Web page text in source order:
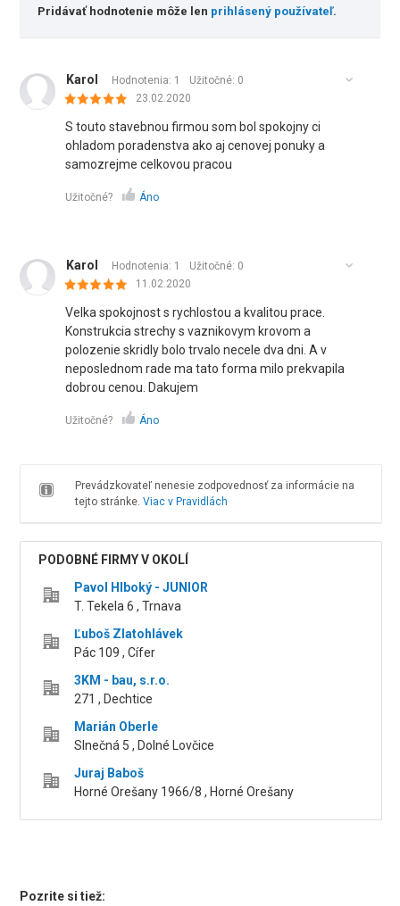
Pridávať hodnotenie môže len prihlásený používateľ.
Karol Hodnotenia: 1 Užitočné: 0
23.02.2020
S touto stavebnou firmou som bol spokojny ci
ohladom poradenstva ako aj cenovej ponuky a
samozrejme celkovou pracou
Užitočné? Áno
Karol Hodnotenia: 1 Užitočné: 0
11.02.2020
Velka spokojnost s rychlostou a kvalitou prace.
Konstrukcia strechy s vaznikovym krovom a
polozenie skridly bolo trvalo necele dva dni. A v
neposlednom rade ma tato forma milo prekvapila
dobrou cenou. Dakujem
Užitočné? Áno
Prevádzkovateľ nenesie zodpovednosť za informácie na
tejto stránke. Viac v Pravidlách
PODOBNÉ FIRMY V OKOLÍ
Pavol Hlboký - JUNIOR
T. Tekela 6 , Trnava
Ľuboš Zlatohlávek
Pác 109 , Cífer
3KM - bau, s.r.o.
271 , Dechtice
Marián Oberle
Slnečná 5 , Dolné Lovčice
Juraj Baboš
Horné Orešany 1966/8 , Horné Orešany
Pozrite si tiež: